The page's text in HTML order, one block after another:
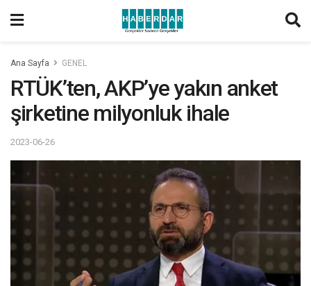
Ana Sayfa GENEL
RTÜK’ten, AKP’ye yakın anket
şirketine milyonluk ihale
2023-06-26